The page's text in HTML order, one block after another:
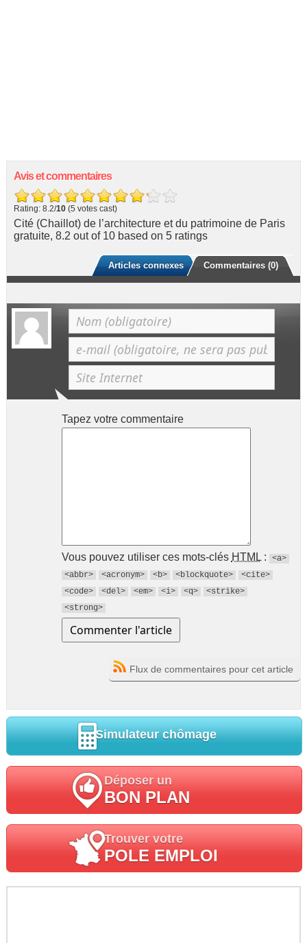
Avis et commentaires
Rating: 8.2/10(5 votes cast)
Cité (Chaillot) de l’architecture et du patrimoine de Paris
gratuite, 8.2 out of 10based on 5ratings
Commentaires (0)
Articles connexes
Tapez votre commentaire
Vous pouvez utiliser ces mots-clés HTML:
<a>
<abbr>
<acronym> <b> <blockquote>
<cite>
<code>
<del> <em> <i> <q>
<strike>
<strong>
Flux de commentaires pour cet article
Simulateur chômage
Déposer un
BON PLAN
Trouver votre
POLE EMPLOI